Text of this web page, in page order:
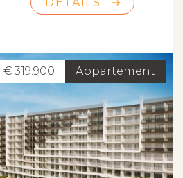
Appartement
€ 319.900